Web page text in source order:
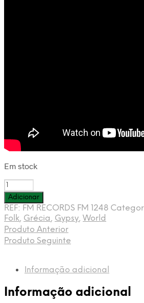
Em stock
Quantidade
de
VÁRIOS
-
The
Rom
of
-
CD
Adicionar
REF: FM RECORDS FM 1248
Folk, Grécia, Gypsy, World
Produto Anterior
Produto Seguinte
Informação adicional
Informação adicional